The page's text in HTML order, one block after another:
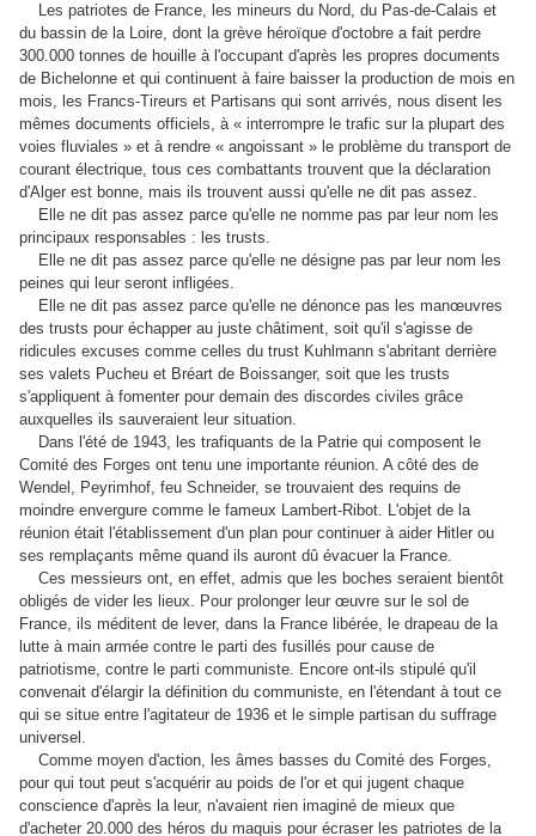
Les patriotes de France, les mineurs du Nord, du Pas-de-Calais et
du bassin de la Loire, dont la grève héroïque d'octobre a fait perdre
300.000 tonnes de houille à l'occupant d'après les propres documents
de Bichelonne et qui continuent à faire baisser la production de mois en
mois, les Francs-Tireurs et Partisans qui sont arrivés, nous disent les
mêmes documents officiels, à « interrompre le trafic sur la plupart des
voies fluviales » et à rendre « angoissant » le problème du transport de
courant électrique, tous ces combattants trouvent que la déclaration
d'Alger est bonne, mais ils trouvent aussi qu'elle ne dit pas assez.
Elle ne dit pas assez parce qu'elle ne nomme pas par leur nom les
principaux responsables : les trusts.
Elle ne dit pas assez parce qu'elle ne désigne pas par leur nom les
peines qui leur seront infligées.
Elle ne dit pas assez parce qu'elle ne dénonce pas les manœuvres
des trusts pour échapper au juste châtiment, soit qu'il s'agisse de
ridicules excuses comme celles du trust Kuhlmann s'abritant derrière
ses valets Pucheu et Bréart de Boissanger, soit que les trusts
s'appliquent à fomenter pour demain des discordes civiles grâce
auxquelles ils sauveraient leur situation.
Dans l'été de 1943, les trafiquants de la Patrie qui composent le
Comité des Forges ont tenu une importante réunion. A côté des de
Wendel, Peyrimhof, feu Schneider, se trouvaient des requins de
moindre envergure comme le fameux Lambert-Ribot. L'objet de la
réunion était l'établissement d'un plan pour continuer à aider Hitler ou
ses remplaçants même quand ils auront dû évacuer la France.
Ces messieurs ont, en effet, admis que les boches seraient bientôt
obligés de vider les lieux. Pour prolonger leur œuvre sur le sol de
France, ils méditent de lever, dans la France libérée, le drapeau de la
lutte à main armée contre le parti des fusillés pour cause de
patriotisme, contre le parti communiste. Encore ont-ils stipulé qu'il
convenait d'élargir la définition du communiste, en l'étendant à tout ce
qui se situe entre l'agitateur de 1936 et le simple partisan du suffrage
universel.
Comme moyen d'action, les âmes basses du Comité des Forges,
pour qui tout peut s'acquérir au poids de l'or et qui jugent chaque
conscience d'après la leur, n'avaient rien imaginé de mieux que
d'acheter 20.000 des héros du maquis pour écraser les patriotes de la